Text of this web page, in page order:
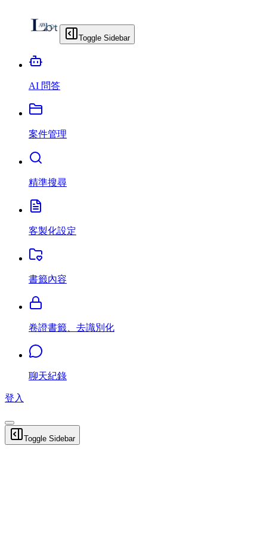
Toggle Sidebar
AI 問答
案件管理
精準搜尋
客製化設定
書籤內容
卷證書籤、去識別化
聊天紀錄
登入
Toggle Sidebar